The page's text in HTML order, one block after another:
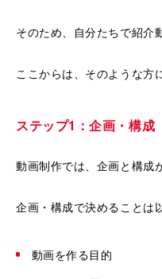
そのため、自分たちで紹介
ここからは、そのような方
ステップ1：企画・構成
動画制作では、企画と構成
企画・構成で決めることは
動画を作る目的